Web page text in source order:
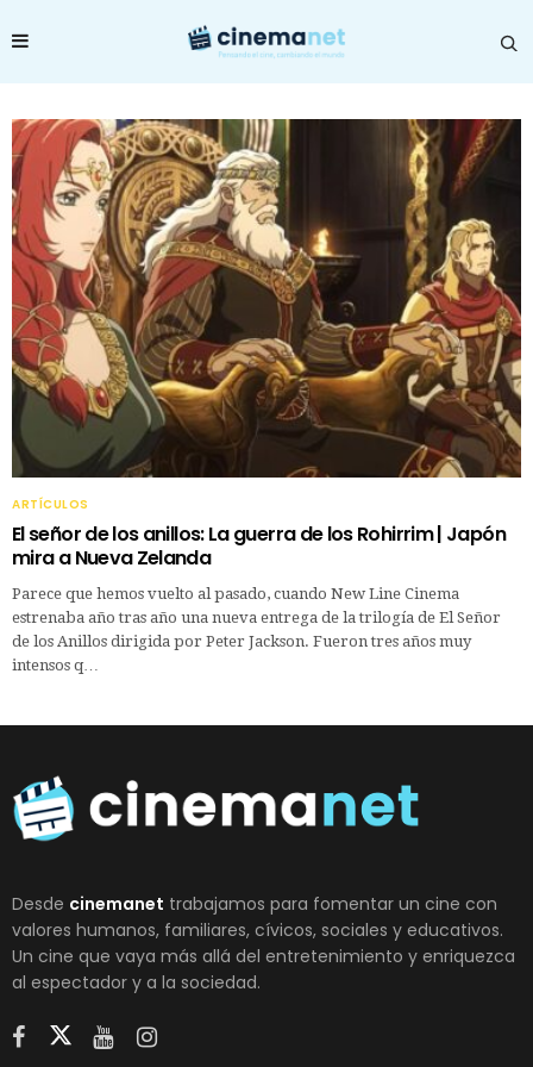
ARTÍCULOS
El señor de los anillos: La guerra de los Rohirrim | Japón
mira a Nueva Zelanda
Parece que hemos vuelto al pasado, cuando New Line Cinema
estrenaba año tras año una nueva entrega de la trilogía de El Señor
de los Anillos dirigida por Peter Jackson. Fueron tres años muy
intensos q…
Desde cinemanet trabajamos para fomentar un cine con
valores humanos, familiares, cívicos, sociales y educativos.
Un cine que vaya más allá del entretenimiento y enriquezca
al espectador y a la sociedad.